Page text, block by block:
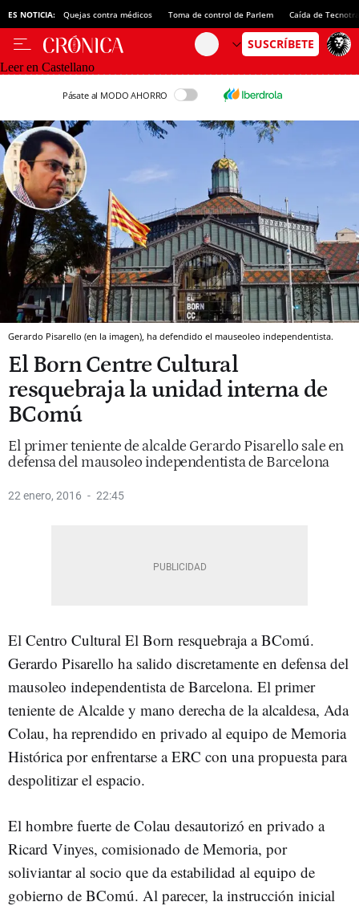
ES NOTICIA: Quejas contra médicos Toma de control de Parlem Caída de
Leer en Castellano
Pásate al MODO AHORRO
Gerardo Pisarello (en la imagen), ha defendido el mauseoleo independentista.
El Born Centre Cultural
resquebraja la unidad interna de
BComú
El primer teniente de alcalde Gerardo Pisarello sale en
defensa del mausoleo independentista de Barcelona
22 enero, 2016 22:45
El Centro Cultural El Born resquebraja a BComú.
Gerardo Pisarello ha salido discretamente en defensa del
mausoleo independentista de Barcelona. El primer
teniente de Alcalde y mano derecha de la alcaldesa, Ada
Colau, ha reprendido en privado al equipo de Memoria
Histórica por enfrentarse a ERC con una propuesta para
despolitizar el espacio.
El hombre fuerte de Colau desautorizó en privado a
Ricard Vinyes, comisionado de Memoria, por
soliviantar al socio que da estabilidad al equipo de
gobierno de BComú. Al parecer, la instrucción inicial